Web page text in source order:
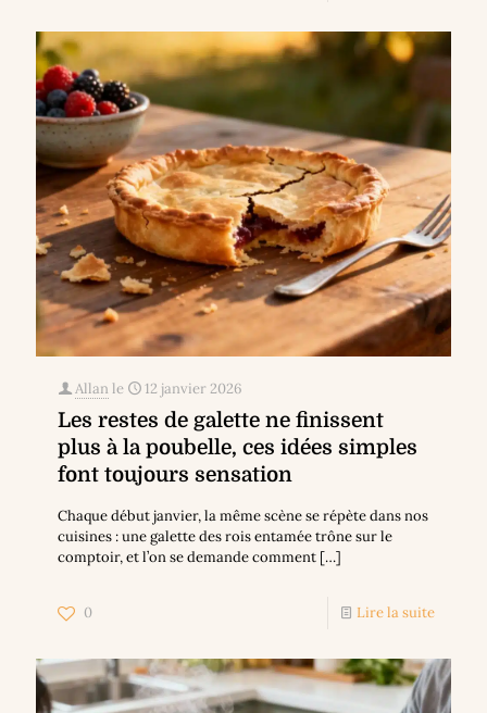
Allan le 12 janvier 2026
Les restes de galette ne finissent
plus à la poubelle, ces idées simples
font toujours sensation
Chaque début janvier, la même scène se répète dans nos
cuisines : une galette des rois entamée trône sur le
comptoir, et l’on se demande comment […]
0 Lire la suite